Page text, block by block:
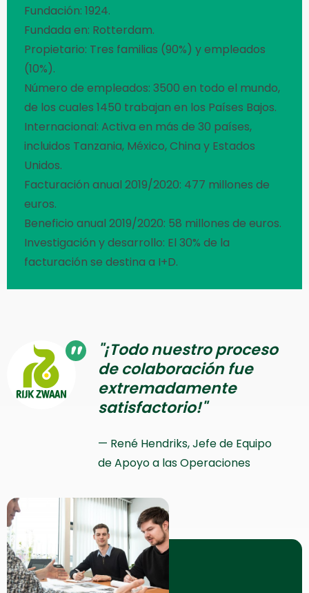
Fundación: 1924.
Fundada en: Rotterdam.
Propietario: Tres familias (90%) y empleados
(10%).
Número de empleados: 3500 en todo el mundo,
de los cuales 1450 trabajan en los Países Bajos.
Internacional: Activa en más de 30 países,
incluidos Tanzania, México, China y Estados
Unidos.
Facturación anual 2019/2020: 477 millones de
euros.
Beneficio anual 2019/2020: 58 millones de euros.
Investigación y desarrollo: El 30% de la
facturación se destina a I+D.
"¡Todo nuestro proceso
de colaboración fue
extremadamente
satisfactorio!"
René Hendriks, Jefe de Equipo
de Apoyo a las Operaciones